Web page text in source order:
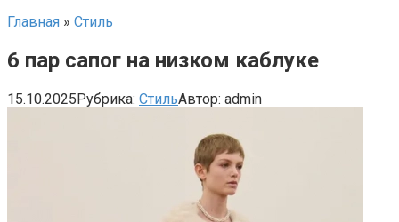
Главная » Стиль
6 пар сапог на низком каблуке
15.10.2025Рубрика: СтильАвтор: admin